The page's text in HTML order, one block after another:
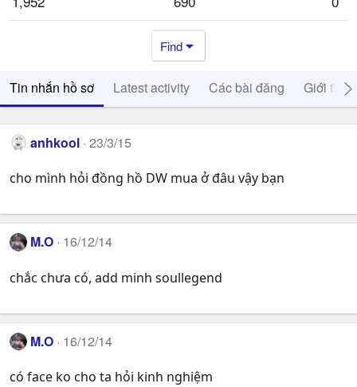
Find
Tin nhắn hồ sơ Latest activity Các bài đăng Giới thiệu
anhkool 23/3/15
cho mình hỏi đồng hồ DW mua ở đâu vậy bạn
M.O 16/12/14
chắc chưa có, add minh soullegend
M.O 16/12/14
có face ko cho ta hỏi kinh nghiệm